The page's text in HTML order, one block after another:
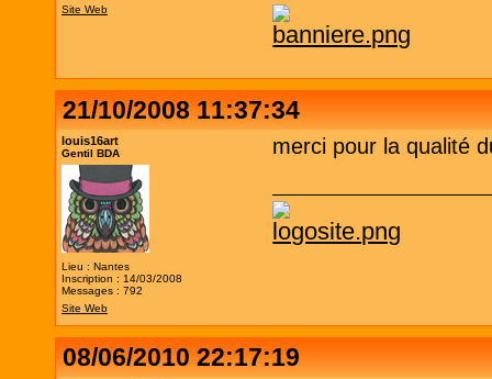
Site Web
21/10/2008 11:37:34
louis16art
Gentil BDA
Lieu : Nantes
Inscription : 14/03/2008
Messages : 792
Site Web
merci pour la qualité
08/06/2010 22:17:19